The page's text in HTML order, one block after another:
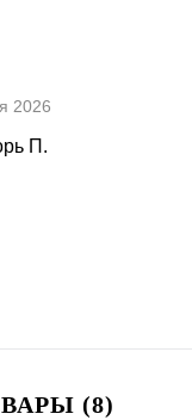
2026
П.
(8)